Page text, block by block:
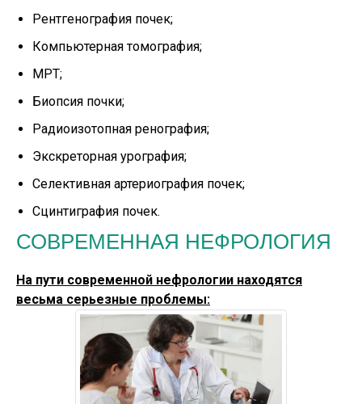
Рентгенография почек;
Компьютерная томография;
МРТ;
Биопсия почки;
Радиоизотопная ренография;
Экскреторная урография;
Селективная артериография почек;
Сцинтиграфия почек.
СОВРЕМЕННАЯ НЕФРОЛОГИЯ
На пути современной нефрологии находятся
весьма серьезные проблемы: